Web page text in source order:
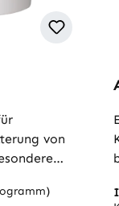
von